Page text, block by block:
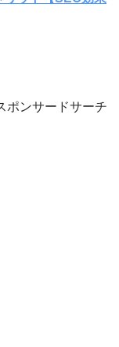
ポンサードサーチ